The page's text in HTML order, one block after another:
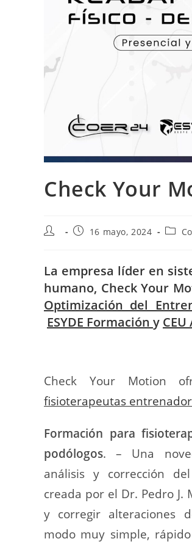
Check Your
16 mayo, 2024
La empresa líder en
humano, Check Your
Optimización del
ESYDE Formación y
Check Your Motion
fisioterapeutas
Formación para
podólogos. – Una
análisis y corrección
creada por el Dr. Pedro
y corregir alteraciones
modo muy simple,